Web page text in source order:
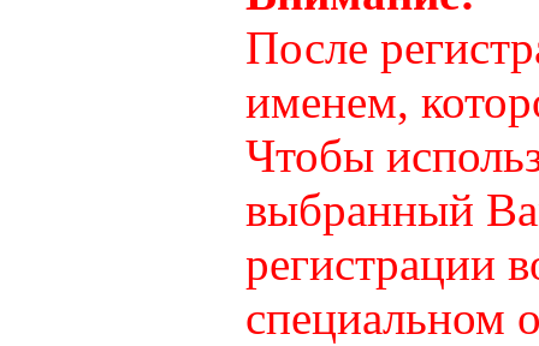
После
именем,
Чтобы
выбранный
регистрации
специальном